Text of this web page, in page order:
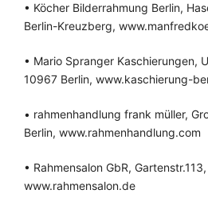
• Köcher Bilderrahmung Berlin,
Berlin-Kreuzberg,
• Mario Spranger Kaschierungen,
10967 Berlin, www.kaschierung-
• rahmenhandlung frank müller,
Berlin, www.rahmenhandlung.com
• Rahmensalon GbR,
www.rahmensalon.de